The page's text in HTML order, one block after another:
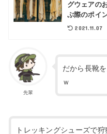
グウェアの
ぶ際のポイ
2021.11.07
先輩
だから長靴
ｗ
トレッキングシューズで